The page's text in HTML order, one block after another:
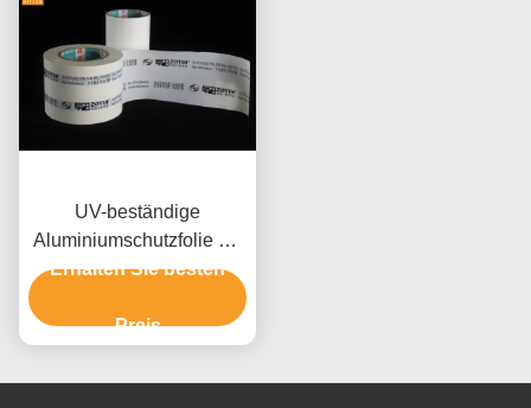
UV-beständige
Aluminiumschutzfolie mit
Acrylklebstoff zum Schutz
Rückstände
Erhalten Sie besten
Preis